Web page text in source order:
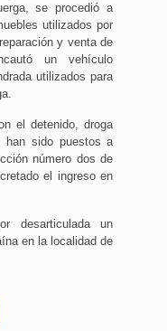
se procedió a
utilizados por
y venta de
un vehículo
utilizados para
el detenido, droga
han sido puestos a
número dos de
el ingreso en
desarticulada un
en la localidad de